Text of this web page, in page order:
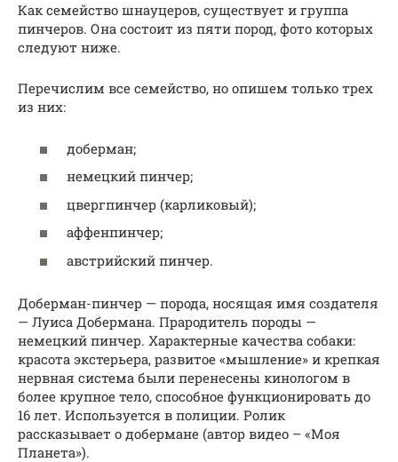
Как семейство шнауцеров, существует и группа
пинчеров. Она состоит из пяти пород, фото которых
следуют ниже.
Перечислим все семейство, но опишем только трех
из них:
доберман;
немецкий пинчер;
цвергпинчер (карликовый);
аффенпинчер;
австрийский пинчер.
Доберман-пинчер — порода, носящая имя создателя
— Луиса Добермана. Прародитель породы —
немецкий пинчер. Характерные качества собаки:
красота экстерьера, развитое «мышление» и крепкая
нервная система были перенесены кинологом в
более крупное тело, способное функционировать до
16 лет. Используется в полиции. Ролик
рассказывает о добермане (автор видео – «Моя
Планета»).